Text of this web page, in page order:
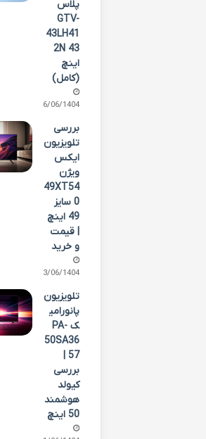
پلاس
GTV-
43LH41
2N 43
اینچ
(کامل)
26/06/1404
بررسی
تلویزیون
ایکس
ویژن
49XT54
0 سایز
49 اینچ
| قیمت
و خرید
03/06/1404
تلویزیون
پانورامی
ک PA-
50SA36
57 |
بررسی
کیولد
هوشمند
50 اینچ